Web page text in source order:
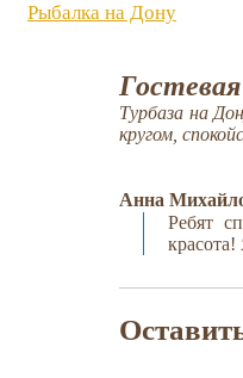
Рыбалка на Дону
Гостевая
Турбаза на
кругом,
Анна
Ребят